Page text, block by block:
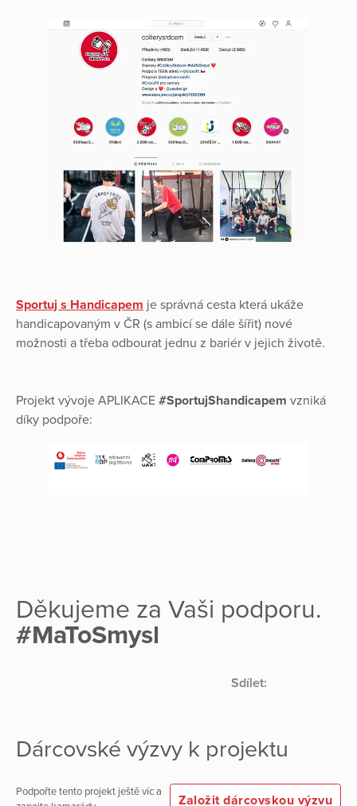
Sportuj s Handicapem je správná cesta která ukáže
handicapovaným v ČR (s ambicí se dále šířit) nové
možnosti a třeba odbourat jednu z bariér v jejich životě.
Projekt vývoje APLIKACE #SportujShandicapem vzniká
díky podpoře:
Děkujeme za Vaši podporu.
#MaToSmysl
Sdílet:
Dárcovské výzvy k projektu
Podpořte tento projekt ještě víc a
Založit dárcovskou výzvu